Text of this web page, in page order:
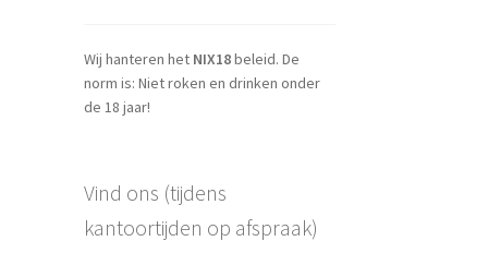
Wij hanteren het NIX18beleid. De
norm is: Niet roken en drinken onder
de 18 jaar!
Vind ons (tijdens
kantoortijden op afspraak)